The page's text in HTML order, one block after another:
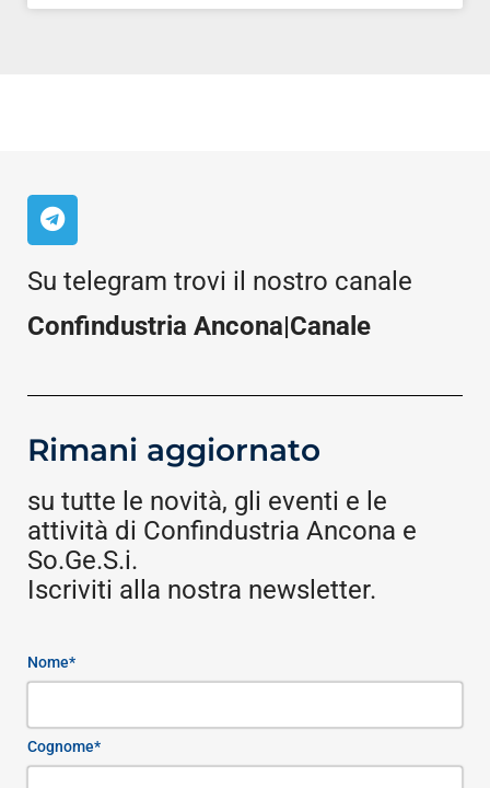
Su telegram trovi il nostro canale
Confindustria Ancona|Canale
Rimani aggiornato
su tutte le novità, gli eventi e le
attività di Confindustria Ancona e
So.Ge.S.i.
Iscriviti alla nostra newsletter.
Nome*
Cognome*